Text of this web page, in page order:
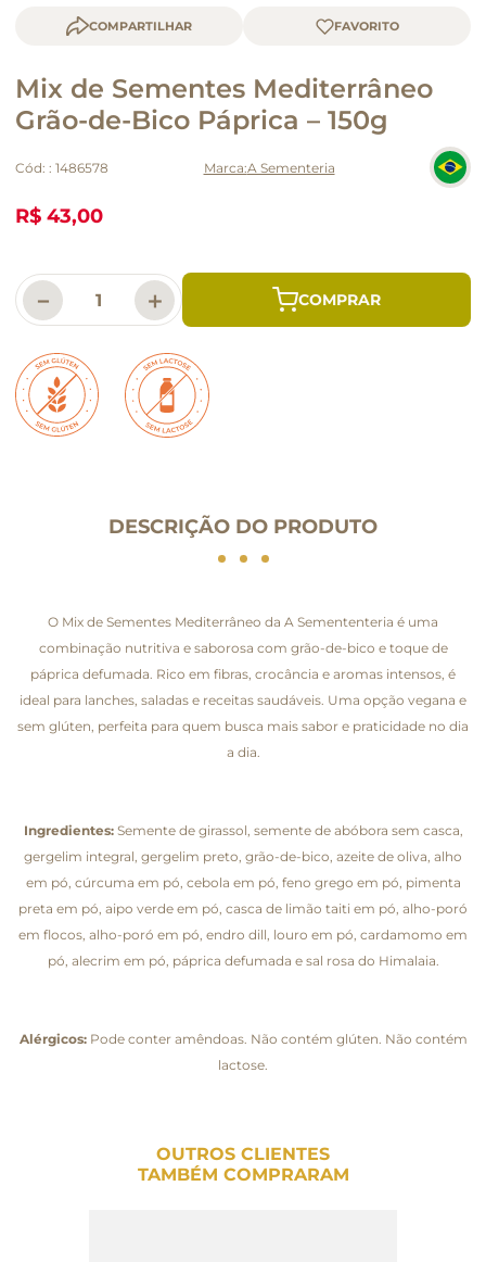
COMPARTILHAR
Mix de Sementes Mediterrâneo
Grão-de-Bico Páprica – 150g
Cód: : 1486578 A Sementeria
R$ 43,00
＋
－
DESCRIÇÃO DO PRODUTO
O Mix de Sementes Mediterrâneo da A Semententeria é uma
combinação nutritiva e saborosa com grão-de-bico e toque de
páprica defumada. Rico em fibras, crocância e aromas intensos, é
ideal para lanches, saladas e receitas saudáveis. Uma opção vegana e
sem glúten, perfeita para quem busca mais sabor e praticidade no dia
a dia.
Ingredientes:Semente de girassol, semente de abóbora sem casca,
gergelim integral, gergelim preto, grão-de-bico, azeite de oliva, alho
em pó, cúrcuma em pó, cebola em pó, feno grego em pó, pimenta
preta em pó, aipo verde em pó, casca de limão taiti em pó, alho-poró
em flocos, alho-poró em pó, endro dill, louro em pó, cardamomo em
pó, alecrim em pó, páprica defumada e sal rosa do Himalaia.
Alérgicos:Pode conter amêndoas. Não contém glúten. Não contém
lactose.
OUTROS CLIENTES
TAMBÉM COMPRARAM